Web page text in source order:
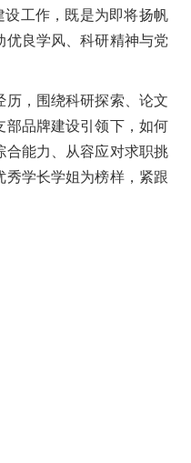
设工作，既是为即将扬帆
良学风、科研精神与党
，围绕科研探索、论文
品牌建设引领下，如何
能力、从容应对求职挑
学长学姐为榜样，紧跟